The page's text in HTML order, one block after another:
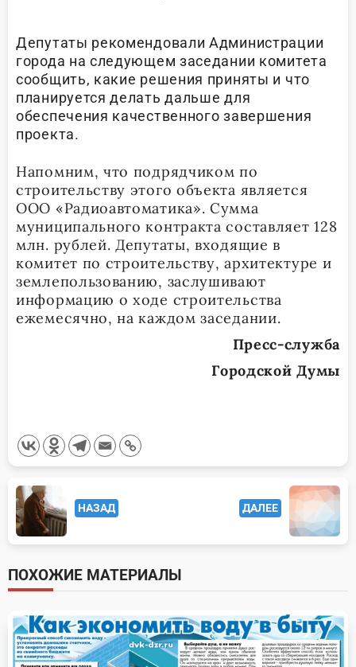
Депутаты рекомендовали Администрации
города на следующем заседании комитета
сообщить, какие решения приняты и что
планируется делать дальше для
обеспечения качественного завершения
проекта.
Напомним, что подрядчиком по
строительству этого объекта является
ООО «Радиоавтоматика». Сумма
муниципального контракта составляет 128
млн. рублей. Депутаты, входящие в
комитет по строительству, архитектуре и
землепользованию, заслушивают
информацию о ходе строительства
ежемесячно, на каждом заседании.
Пресс-служба
Городской Думы
<span
class="nav-
subtitle
screen-
reader-
text">Page</span>
НАЗАД ДАЛЕЕ
ПОХОЖИЕ МАТЕРИАЛЫ